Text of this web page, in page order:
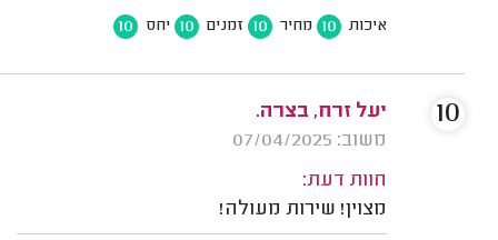
איכות 10 מחיר 10 זמנים 10 יחס 10
יעל זרח, בצרה.
משוב: 07/04/2025
חוות דעת:
מצוין! שירות מעולה!
10